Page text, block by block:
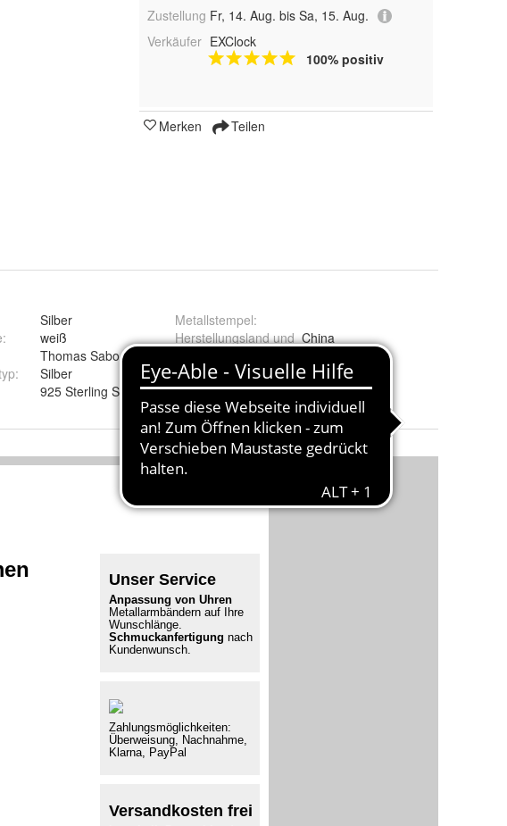
Zustellung Fr, 14. Aug. bis Sa, 15. Aug.
Verkäufer EXClock
100% positiv
Merken Teilen
Silber
:
weiß
Thomas Sabo
:
Silber
Metallstempel:
925 Sterling Silver
Herstellungsland und China
Schmucktyp:
Ringe
Ringgröße: 48